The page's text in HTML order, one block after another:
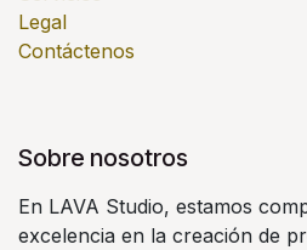
Legal
Contáctenos
Sobre nosotros
En LAVA Studio, estamos
excelencia en la creación de